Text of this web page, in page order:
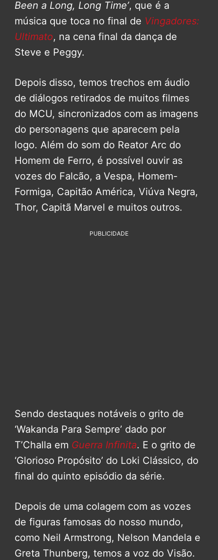
Been a Long, Long Time’, que é a
música que toca no final de Vingadores:
Ultimato, na cena final da dança de
Steve e Peggy.
Depois disso, temos trechos em áudio
de diálogos retirados de muitos filmes
do MCU, sincronizados com as imagens
do personagens que aparecem pela
logo. Além do som do Reator Arc do
Homem de Ferro, é possível ouvir as
vozes do Falcão, a Vespa, Homem-
Formiga, Capitão América, Viúva Negra,
Thor, Capitã Marvel e muitos outros.
PUBLICIDADE
Sendo destaques notáveis o grito de
‘Wakanda Para Sempre’ dado por
T’Challa em Guerra Infinita. E o grito de
‘Glorioso Propósito’ do Loki Clássico, do
final do quinto episódio da série.
Depois de uma colagem com as vozes
de figuras famosas do nosso mundo,
como Neil Armstrong, Nelson Mandela e
Greta Thunberg, temos a voz do Visão.